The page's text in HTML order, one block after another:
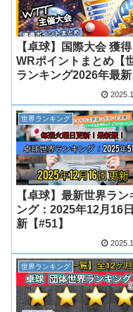
【卓球】国際大会 獲得
WRポイントまとめ【
ランキング2026年最新
世界ランキング
【卓球】最新世界ラン
ング：2025年12月16
新【#51】
世界ランキング